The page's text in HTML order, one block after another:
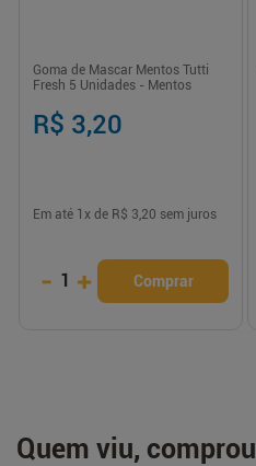
Goma de Mascar Mentos Tutti
Fresh 5 Unidades - Mentos
R$ 3,20
Em até 1 x de R$ 3,20 sem juros
- 1 + Comprar
Quem viu, comprou